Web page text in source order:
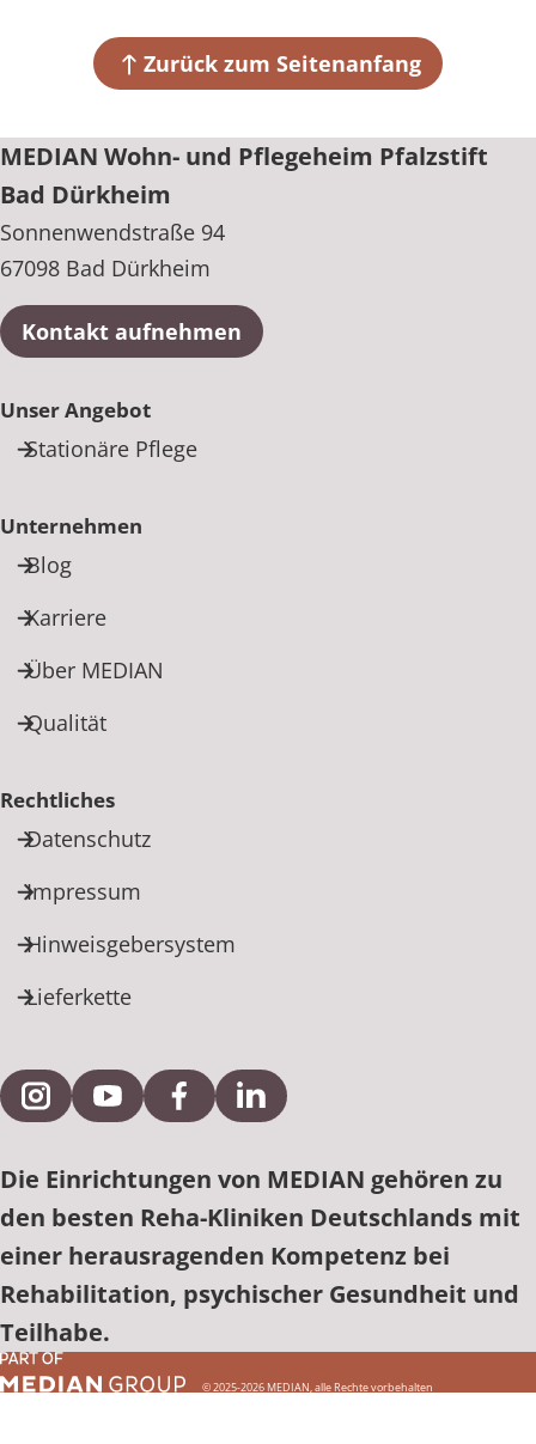
Sonnenwendstraße 94
67098 Bad Dürkheim
+49 6322 6000-914
Zurück zum Seitenanfang
MEDIAN Wohn- und Pflegeheim Pfalzstift
Bad Dürkheim
Sonnenwendstraße 94
67098 Bad Dürkheim
Kontakt aufnehmen
Unser Angebot
Stationäre Pflege
Unternehmen
Blog
Karriere
Über MEDIAN
Qualität
Rechtliches
Datenschutz
Impressum
Hinweisgebersystem
Lieferkette
Externe Verlinkung zu Instagram
Externe Verlinkung zu YouTube
Externe Verlinkung zu Facebook
Externe Verlinkung zu
Die Einrichtungen von MEDIAN gehören zu
den besten Reha-Kliniken Deutschlands mit
einer herausragenden Kompetenz bei
Rehabilitation, psychischer Gesundheit und
Teilhabe.
© 2025-2026 MEDIAN, alle Rechte vorbehalten